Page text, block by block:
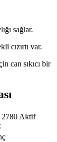
sağlar.
cızırtı var.
can sıkıcı bir
Aktif